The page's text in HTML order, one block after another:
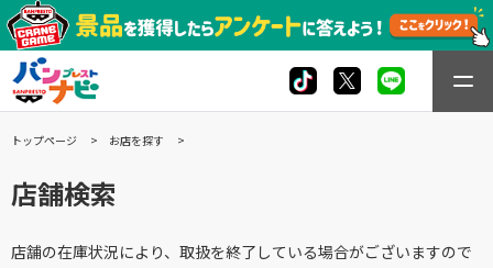
トップページ お店を探す
店舗検索
店舗の在庫状況により、取扱を終了している場合がございますので